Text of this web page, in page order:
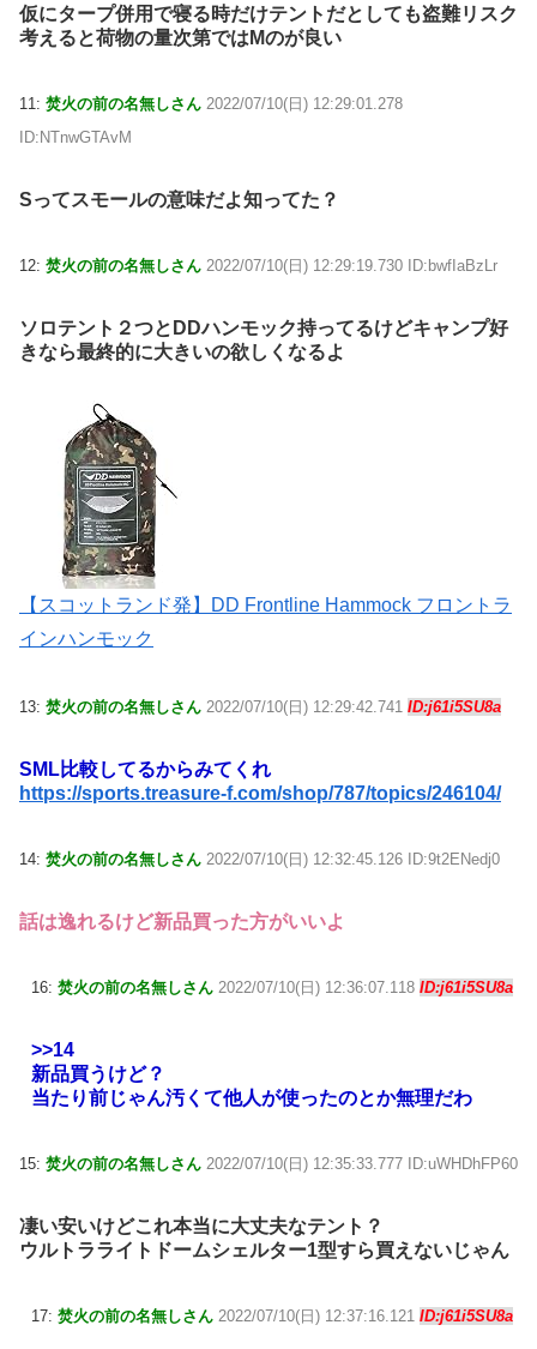
仮にタープ併用で寝る時だけテントだとしても盗難リスク
考えると荷物の量次第ではMのが良い
11: 焚火の前の名無しさん 2022/07/10(日) 12:29:01.278
ID:NTnwGTAvM
Sってスモールの意味だよ知ってた？
12: 焚火の前の名無しさん 2022/07/10(日) 12:29:19.730 ID:bwfIaBzLr
ソロテント２つとDDハンモック持ってるけどキャンプ好
きなら最終的に大きいの欲しくなるよ
【スコットランド発】DD Frontline Hammock フロントラ
インハンモック
13: 焚火の前の名無しさん 2022/07/10(日) 12:29:42.741 ID:j61i5SU8a
SML比較してるからみてくれ
https://sports.treasure-f.com/shop/787/topics/246104/
14: 焚火の前の名無しさん 2022/07/10(日) 12:32:45.126 ID:9t2ENedj0
話は逸れるけど新品買った方がいいよ
16: 焚火の前の名無しさん 2022/07/10(日) 12:36:07.118 ID:j61i5SU8a
>>14
新品買うけど？
当たり前じゃん汚くて他人が使ったのとか無理だわ
15: 焚火の前の名無しさん 2022/07/10(日) 12:35:33.777 ID:uWHDhFP60
凄い安いけどこれ本当に大丈夫なテント？
ウルトラライトドームシェルター1型すら買えないじゃん
17: 焚火の前の名無しさん 2022/07/10(日) 12:37:16.121 ID:j61i5SU8a